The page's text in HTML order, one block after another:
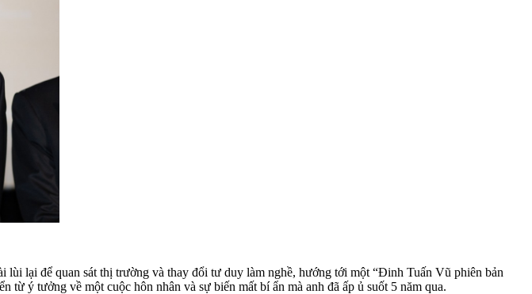
lại để quan sát thị trường và thay đổi tư duy làm nghề, hướng tới một “Đinh Tuấn Vũ phiên bản
ý tưởng về một cuộc hôn nhân và sự biến mất bí ẩn mà anh đã ấp ủ suốt 5 năm qua.